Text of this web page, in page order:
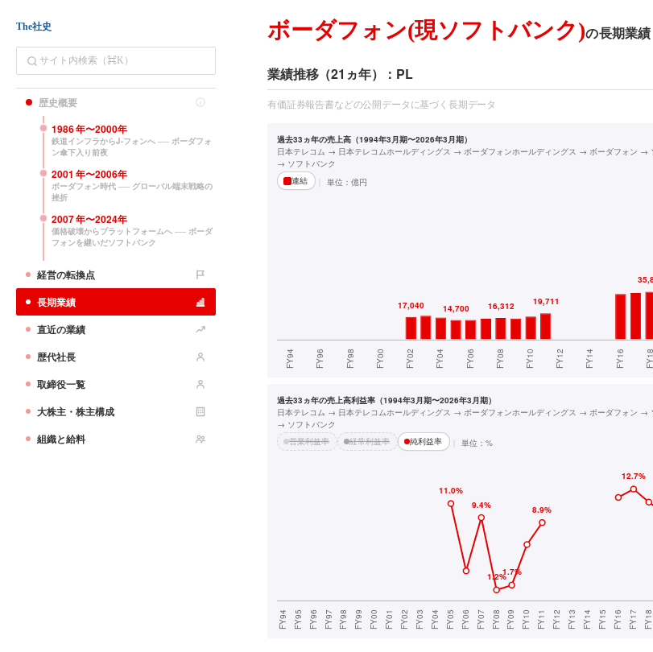
The社史
歴史概要
1986年〜2000年
鉄道インフラからJ-フォンへ ── ボーダフォ
ン傘下入り前夜
2001 年〜2006年
ボーダフォン時代 ── グローバル端末戦略の
挫折
2007年〜2024年
価格破壊からプラットフォームへ ── ボーダ
フォンを継いだソフトバンク
経営の転換点
長期業績
直近の業績
歴代社長
取締役一覧
大株主・株主構成
組織と給料
ボーダフォン(現ソフトバンク)の長期業績
業績推移（21ヵ年）：PL
有価証券報告書などの公開データに基づく長期データ
過去33ヵ年の売上高（1994年3月期〜2026年3月期）
日本テレコム → 日本テレコムホールディングス → ボーダフォンホールディングス → ボーダフォン →
→ ソフトバンク
連結
単位： 億円
過去33ヵ年の売上高利益率（1994年3月期〜2026年3月期）
日本テレコム → 日本テレコムホールディングス → ボーダフォンホールディングス → ボーダフォン →
→ ソフトバンク
営業利益率
経常利益率 純利益率 単位：%